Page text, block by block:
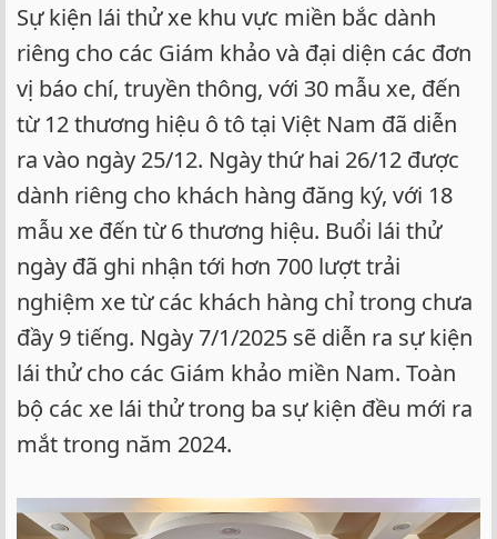
Sự kiện lái thử xe khu vực miền bắc dành
riêng cho các Giám khảo và đại diện các đơn
vị báo chí, truyền thông, với 30 mẫu xe, đến
từ 12 thương hiệu ô tô tại Việt Nam đã diễn
ra vào ngày 25/12. Ngày thứ hai 26/12 được
dành riêng cho khách hàng đăng ký, với 18
mẫu xe đến từ 6 thương hiệu. Buổi lái thử
ngày đã ghi nhận tới hơn 700 lượt trải
nghiệm xe từ các khách hàng chỉ trong chưa
đầy 9 tiếng. Ngày 7/1/2025 sẽ diễn ra sự kiện
lái thử cho các Giám khảo miền Nam. Toàn
bộ các xe lái thử trong ba sự kiện đều mới ra
mắt trong năm 2024.